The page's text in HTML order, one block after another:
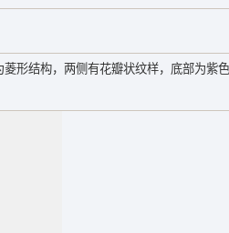
形结构，两侧有花瓣状纹样，底部为紫